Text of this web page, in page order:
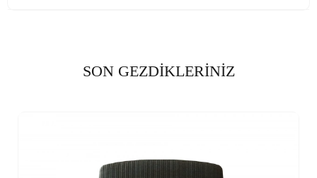
SON GEZDİKLERİNİZ